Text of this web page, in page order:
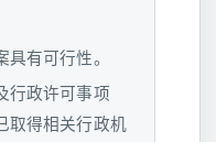
具有可行性。
行政许可事项
取得相关行政机